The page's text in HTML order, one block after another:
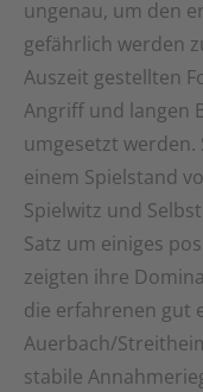
ungenau, um den
gefährlich werden
Auszeit gestellten
Angriff und langen
umgesetzt werden.
einem Spielstand
Spielwitz und
Satz um einiges
zeigten ihre
die erfahrenen gut
Auerbach/
stabile